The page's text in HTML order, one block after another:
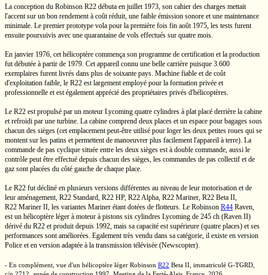
La conception du Robinson R22 débuta en juillet 1973, son cahier des charges mettait
l'accent sur un bon rendement à coût réduit, une faible émission sonore et une maintenance
minimale. Le premier prototype vola pour la première fois fin août 1975, les tests furent
ensuite poursuivis avec une quarantaine de vols effectués sur quatre mois.
En janvier 1976, cet hélicoptère commença son programme de certification et la production
fut débutée à partir de 1979. Cet appareil connu une belle carrière puisque 3.600
exemplaires furent livrés dans plus de soixante pays. Machine fiable et de coût
d'exploitation faible, le R22 est largement employé pour la formation privée et
professionnelle et est également apprécié des propriétaires privés d'hélicoptères.
Le R22 est propulsé par un moteur Lycoming quatre cylindres à plat placé derrière la cabine
et refroidi par une turbine. La cabine comprend deux places et un espace pour bagages sous
chacun des sièges (cet emplacement peut-être utilisé pour loger les deux petites roues qui se
montent sur les patins et permettent de manoeuvrer plus facilement l'appareil à terre). La
commande de pas cyclique située entre les deux sièges est à double commande, aussi le
contrôle peut être effectué depuis chacun des sièges, les commandes de pas collectif et de
gaz sont placées du côté gauche de chaque place.
Le R22 fut décliné en plusieurs versions différentes au niveau de leur motorisation et de
leur aménagement, R22 Standard, R22 HP, R22 Alpha, R22 Mariner, R22 Beta II,
R22 Mariner II, les variantes Mariner étant dotées de flotteurs. Le Robinson R44 Raven,
est un hélicoptère léger à moteur à pistons six cylindres Lycoming de 245 ch (Raven II)
dérivé du R22 et produit depuis 1992, mais sa capacité est supérieure (quatre places) et ses
performances sont améliorées. Egalement très vendu dans sa catégorie, il existe en version
Police et en version adaptée à la transmission télévisée (Newscopter).
- En complément, vue d'un hélicoptère léger Robinson R22 Beta II, immatriculé G-TGRD,